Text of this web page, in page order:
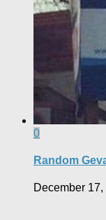
0
Random
December